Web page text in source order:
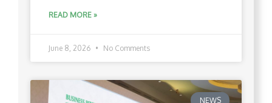
READ MORE »
June 8, 2026 No Comments
NEWS